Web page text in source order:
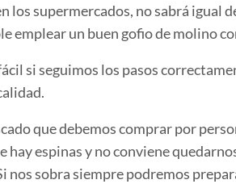
los supermercados, no sabrá igual
emplear un buen gofio de molino
si seguimos los pasos
que debemos comprar por
hay espinas y no conviene
nos sobra siempre podremos